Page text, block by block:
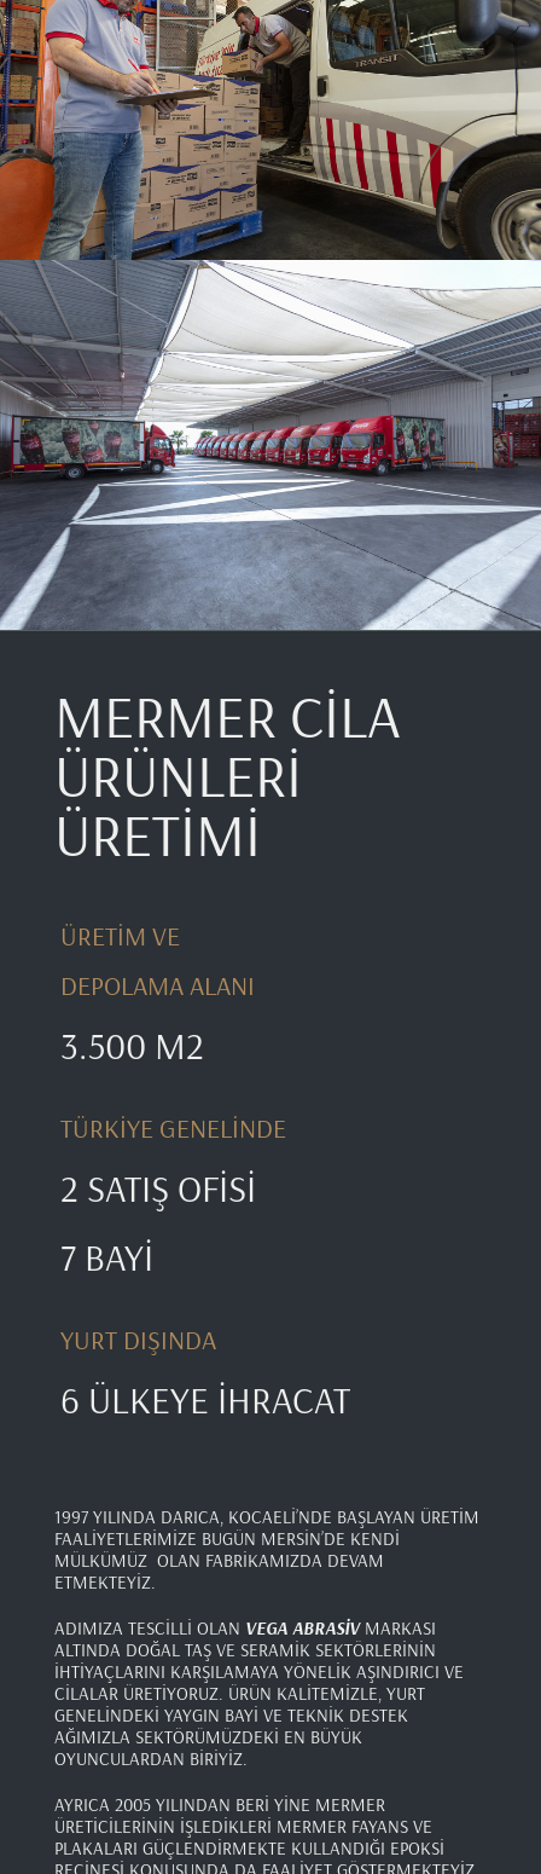
MERMER CİLA
ÜRÜNLERİ
ÜRETİMİ
ÜRETİM VE
DEPOLAMA ALANI
3.500 M2
TÜRKİYE GENELİNDE
2 SATIŞ OFİSİ
7 BAYİ
YURT DIŞINDA
6 ÜLKEYE İHRACAT
1997 YILINDA DARICA, KOCAELİ’NDE BAŞLAYAN ÜRETİM
FAALİYETLERİMİZE BUGÜN MERSİN’DE KENDİ
MÜLKÜMÜZ OLAN FABRİKAMIZDA DEVAM
ETMEKTEYİZ.
ADIMIZA TESCİLLİ OLAN VEGA ABRASİVMARKASI
ALTINDA DOĞAL TAŞ VE SERAMİK SEKTÖRLERİNİN
İHTİYAÇLARINI KARŞILAMAYA YÖNELİK AŞINDIRICI VE
CİLALAR ÜRETİYORUZ. ÜRÜN KALİTEMİZLE, YURT
GENELİNDEKİ YAYGIN BAYİ VE TEKNİK DESTEK
AĞIMIZLA SEKTÖRÜMÜZDEKİ EN BÜYÜK
OYUNCULARDAN BİRİYİZ.
AYRICA 2005 YILINDAN BERİ YİNE MERMER
ÜRETİCİLERİNİN İŞLEDİKLERİ MERMER FAYANS VE
PLAKALARI GÜÇLENDİRMEKTE KULLANDIĞI EPOKSİ